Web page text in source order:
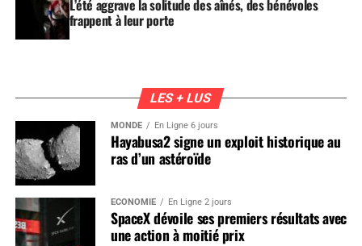
L’été aggrave la solitude des aînés, des bénévoles
frappent à leur porte
LES + LUS
MONDE En Ligne 6 jours
Hayabusa2 signe un exploit historique au
ras d’un astéroïde
ÉCONOMIE En Ligne 2 jours
SpaceX dévoile ses premiers résultats avec
une action à moitié prix